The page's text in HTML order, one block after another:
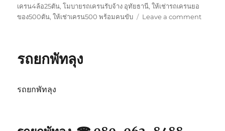
เครน4ล้อ25ตัน,โมบายรถเครนรับจ้าง อุทัยธานี,ให้เช่ารถเครนยอ
ของ500ตัน,ให้เช่าเครน500 พร้อมคนขับ Leave a commenton
รถยกพัทลุง
รถยกพัทลุง